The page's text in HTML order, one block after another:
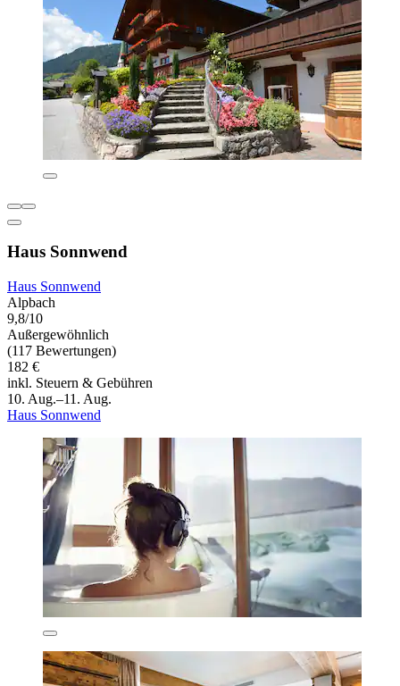
Haus Sonnwend
Haus Sonnwend
Alpbach
9,8/10
Außergewöhnlich
(117 Bewertungen)
182 €
inkl. Steuern & Gebühren
10. Aug.–11. Aug.
Haus Sonnwend